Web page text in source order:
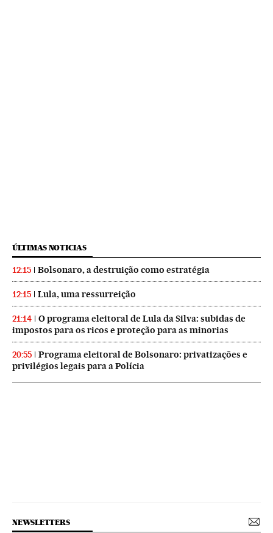
ÚLTIMAS NOTICIAS
12:15 Bolsonaro, a destruição como estratégia
12:15 Lula, uma ressurreição
21:14
O programa eleitoral de Lula da Silva: subidas de
impostos para os ricos e proteção para as minorias
20:55
Programa eleitoral de Bolsonaro: privatizações e
privilégios legais para a Polícia
NEWSLETTERS